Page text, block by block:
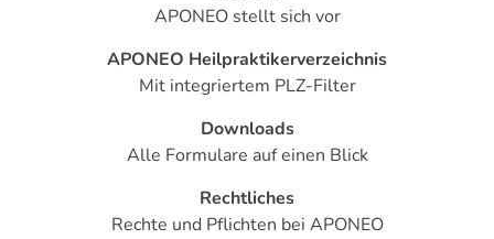
APONEO stellt sich vor
APONEO Heilpraktikerverzeichnis
Mit integriertem PLZ-Filter
Downloads
Alle Formulare auf einen Blick
Rechtliches
Rechte und Pflichten bei APONEO